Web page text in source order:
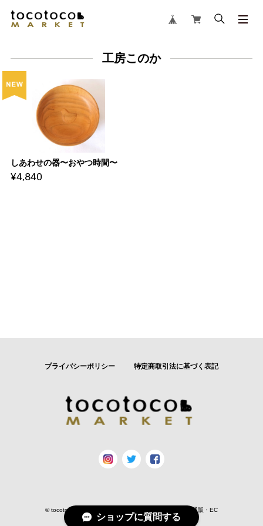
工房このか
しあわせの器〜おやつ時間〜
¥4,840
プライバシーポリシー 特定商取引法に基づく表記
© tocotocoマーケット｜おしゃれでかわいい育児用品の通販・EC
ショップに質問する